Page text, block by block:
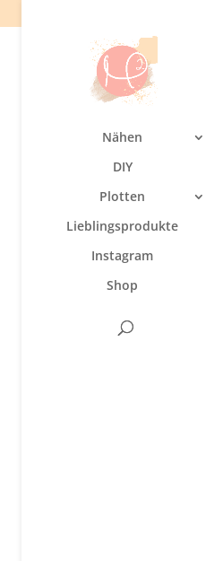
Nähen
DIY
Plotten
Lieblingsprodukte
Instagram
Shop